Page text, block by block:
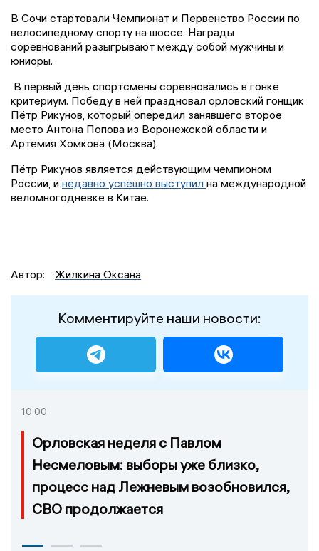
В Сочи стартовали Чемпионат и Первенство России по
велосипедному спорту на шоссе. Награды
соревнований разыгрывают между собой мужчины и
юниоры.
В первый день спортсмены соревновались в гонке
критериум. Победу в ней праздновал орловский гонщик
Пётр Рикунов, который опередил занявшего второе
место Антона Попова из Воронежской области и
Артемия Хомкова (Москва).
Пётр Рикунов является действующим чемпионом
России, и недавно успешно выступил на международной
веломногодневке в Китае.
Автор: Жилкина Оксана
Комментируйте наши новости:
10:00
Орловская неделя с Павлом
Несмеловым: выборы уже близко,
процесс над Лежневым возобновился,
СВО продолжается